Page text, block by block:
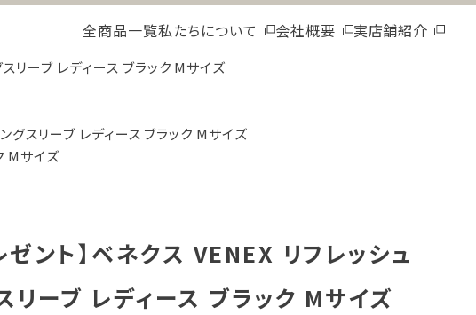
全商品一覧私たちについて 会社概要 実店舗紹介
リーブ レディース ブラック Mサイズ
グスリーブ レディース ブラック Mサイズ
Mサイズ
ゼント】ベネクス VENEX リフレッシュ
リーブ レディース ブラック Mサイズ